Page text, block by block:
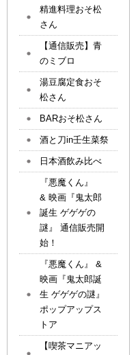
精進料理おそ松
さん
【通信販売】青
のミブロ
湯豆腐定食おそ
松さん
BARおそ松さん
酒と刀in壬生菜祭
日本酒飲み比べ
『悪魔くん』
& 映画『鬼太郎
誕生 ゲゲゲの
謎』 通信販売開
始！
『悪魔くん』 &
映画『鬼太郎誕
生 ゲゲゲの謎』
ポップアップス
トア
【喫茶マニアッ